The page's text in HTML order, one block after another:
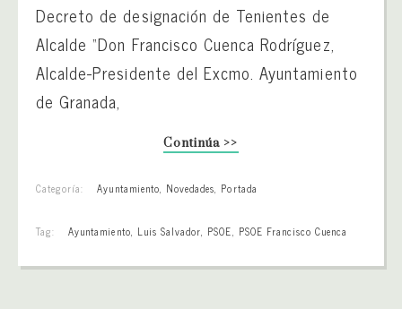
Decreto de designación de Tenientes de
Alcalde “Don Francisco Cuenca Rodríguez,
Alcalde-Presidente del Excmo. Ayuntamiento
de Granada,
Continúa >>
Categoría: Ayuntamiento, Novedades, Portada
Tag: Ayuntamiento, Luis Salvador, PSOE, PSOE Francisco Cuenca